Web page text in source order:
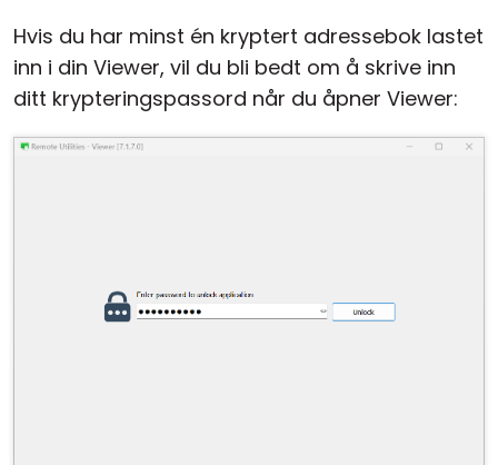
Hvis du har minst én kryptert adressebok lastet
inn i din Viewer, vil du bli bedt om å skrive inn
ditt krypteringspassord når du åpner Viewer: